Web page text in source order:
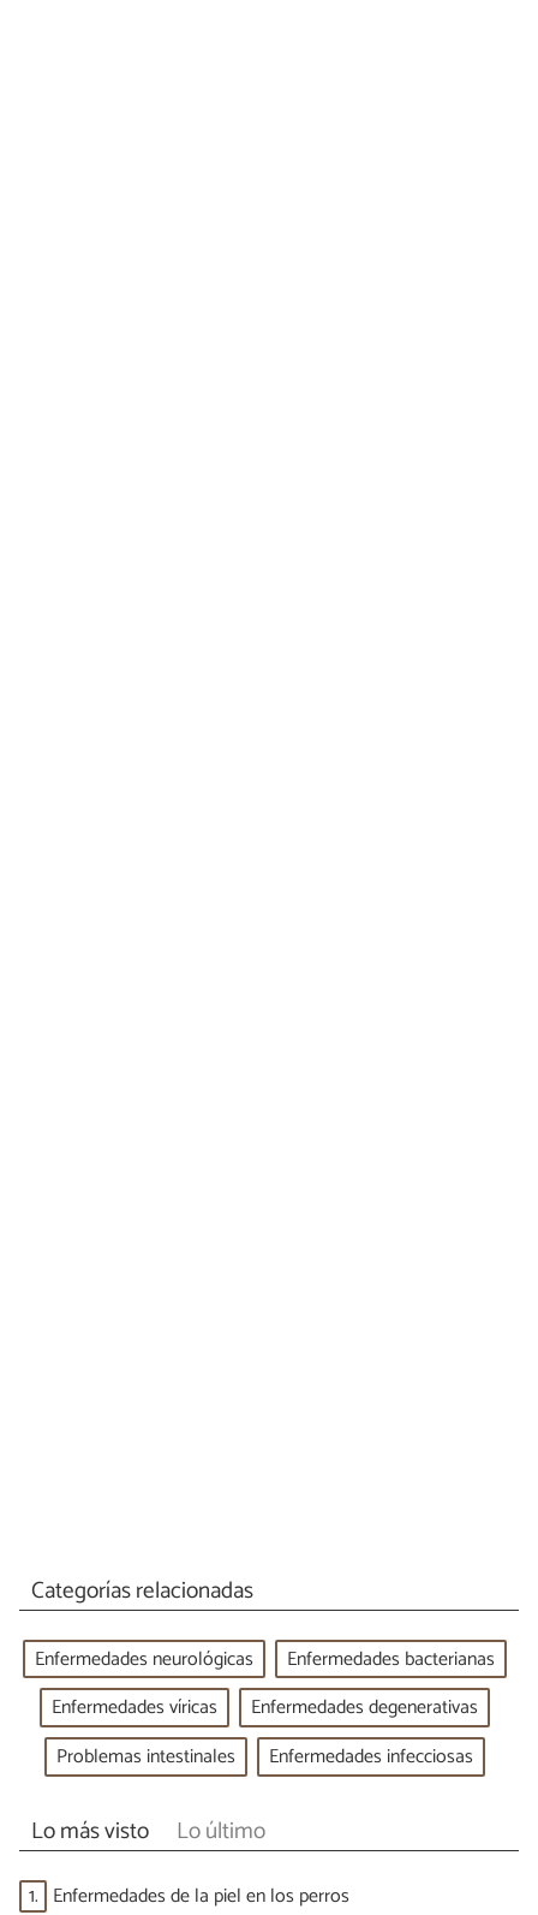
Categorías relacionadas
Enfermedades neurológicas
Enfermedades bacterianas
Enfermedades víricas
Enfermedades degenerativas
Problemas intestinales
Enfermedades infecciosas
Lo más visto Lo último
1. Enfermedades de la piel en los perros